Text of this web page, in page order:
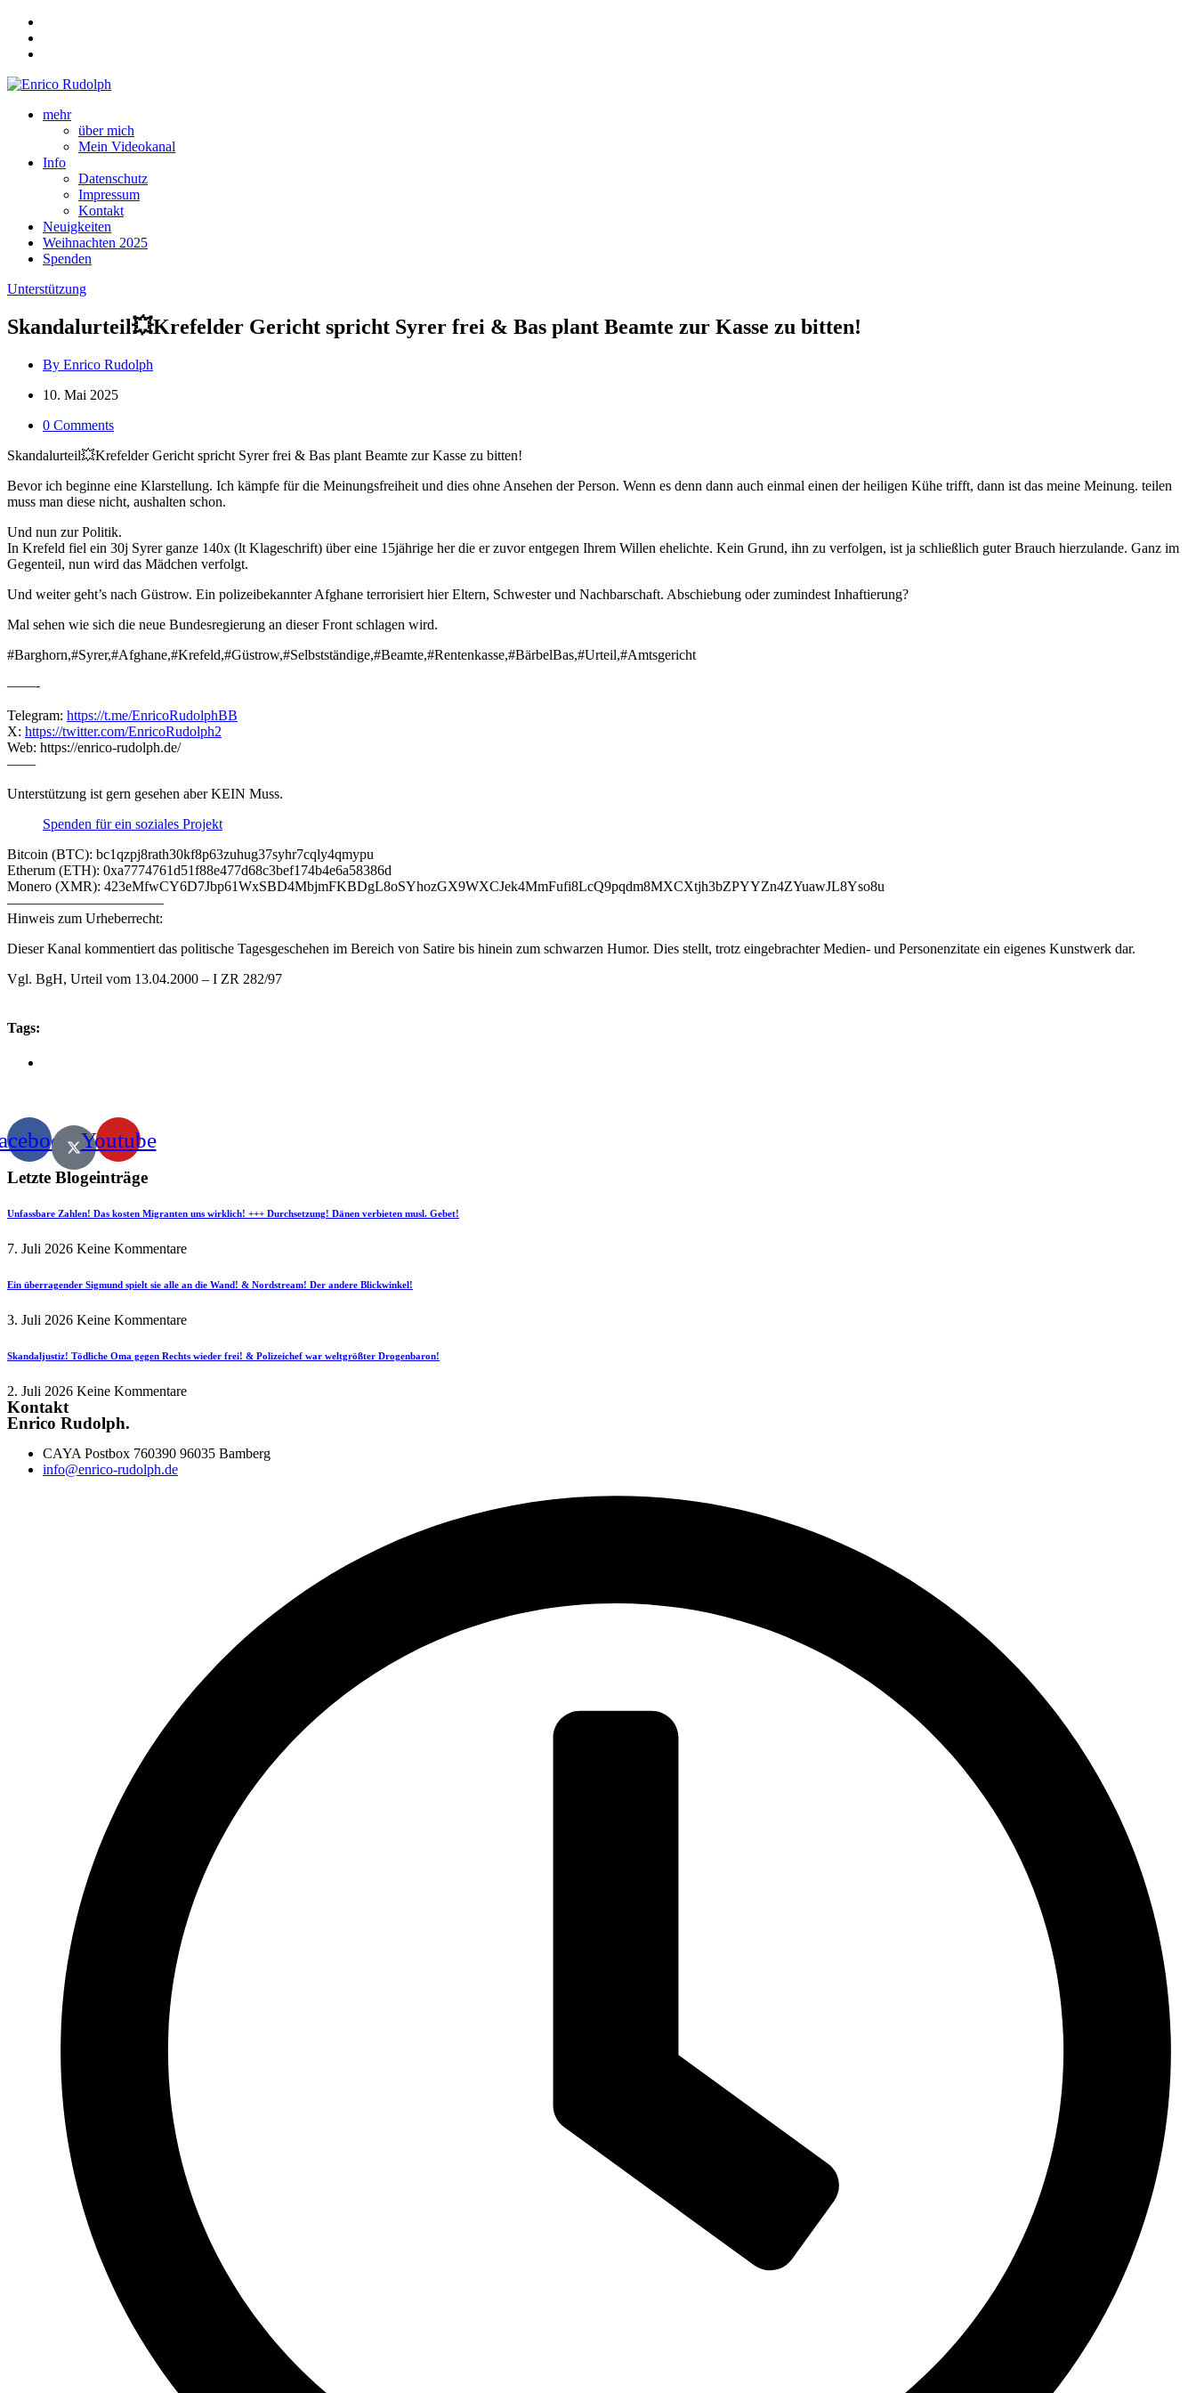
mehr
über mich
Mein Videokanal
Info
Datenschutz
Impressum
Kontakt
Neuigkeiten
Weihnachten 2025
Spenden
Unterstützung
Skandalurteil💥Krefelder Gericht spricht Syrer frei & Bas plant Beamte zur Kasse zu bitten!
By Enrico Rudolph
10. Mai 2025
0 Comments
Skandalurteil💥Krefelder Gericht spricht Syrer frei & Bas plant Beamte zur Kasse zu bitten!
Bevor ich beginne eine Klarstellung. Ich kämpfe für die Meinungsfreiheit und dies ohne Ansehen der Person. Wenn es denn dann auch einmal einen der heiligen Kühe trifft, dann ist das meine Meinung. teilen
muss man diese nicht, aushalten schon.
Und nun zur Politik.
In Krefeld fiel ein 30j Syrer ganze 140x (lt Klageschrift) über eine 15jährige her die er zuvor entgegen Ihrem Willen ehelichte. Kein Grund, ihn zu verfolgen, ist ja schließlich guter Brauch hierzulande. Ganz im
Gegenteil, nun wird das Mädchen verfolgt.
Und weiter geht’s nach Güstrow. Ein polizeibekannter Afghane terrorisiert hier Eltern, Schwester und Nachbarschaft. Abschiebung oder zumindest Inhaftierung?
Mal sehen wie sich die neue Bundesregierung an dieser Front schlagen wird.
#Barghorn,#Syrer,#Afghane,#Krefeld,#Güstrow,#Selbstständige,#Beamte,#Rentenkasse,#BärbelBas,#Urteil,#Amtsgericht
——-
Telegram: https://t.me/EnricoRudolphBB
X: https://twitter.com/EnricoRudolph2
Web: https://enrico-rudolph.de/
——
Unterstützung ist gern gesehen aber KEIN Muss.
Spenden für ein soziales Projekt
Bitcoin (BTC): bc1qzpj8rath30kf8p63zuhug37syhr7cqly4qmypu
Etherum (ETH): 0xa7774761d51f88e477d68c3bef174b4e6a58386d
Monero (XMR): 423eMfwCY6D7Jbp61WxSBD4MbjmFKBDgL8oSYhozGX9WXCJek4MmFufi8LcQ9pqdm8MXCXtjh3bZPYYZn4ZYuawJL8Yso8u
———————————
Hinweis zum Urheberrecht:
Dieser Kanal kommentiert das politische Tagesgeschehen im Bereich von Satire bis hinein zum schwarzen Humor. Dies stellt, trotz eingebrachter Medien- und Personenzitate ein eigenes Kunstwerk dar.
Vgl. BgH, Urteil vom 13.04.2000 – I ZR 282/97
Tags:
Youtube
Letzte Blogeinträge
Unfassbare Zahlen! Das kosten Migranten uns wirklich! +++ Durchsetzung! Dänen verbieten musl. Gebet!
7. Juli 2026 Keine Kommentare
Ein überragender Sigmund spielt sie alle an die Wand! & Nordstream! Der andere Blickwinkel!
3. Juli 2026 Keine Kommentare
Skandaljustiz! Tödliche Oma gegen Rechts wieder frei! & Polizeichef war weltgrößter Drogenbaron!
2. Juli 2026 Keine Kommentare
Kontakt
Enrico Rudolph.
CAYA Postbox 760390 96035 Bamberg
info@enrico-rudolph.de